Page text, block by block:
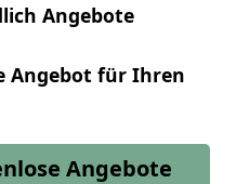
Angebote
Angebot für Ihren
Angebote